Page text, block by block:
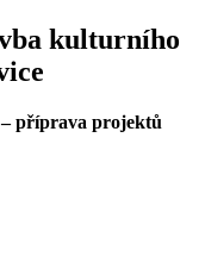
kulturního
příprava projektů